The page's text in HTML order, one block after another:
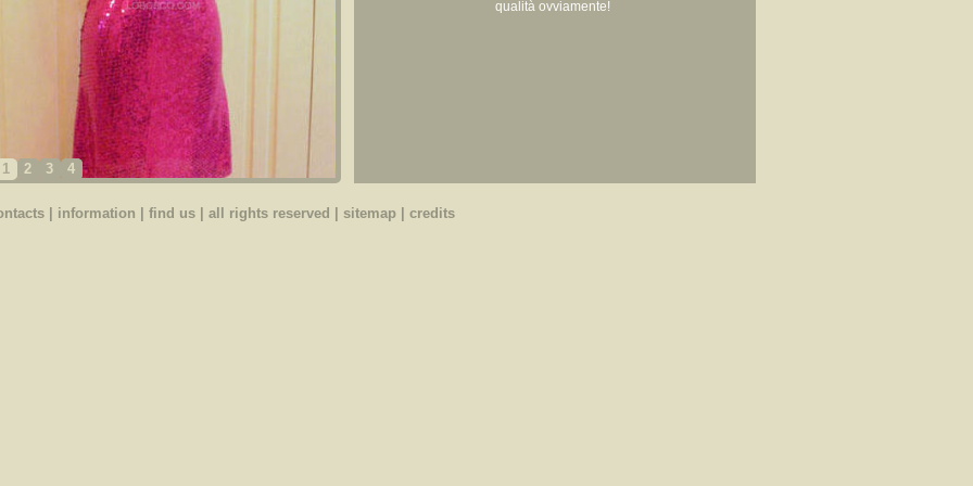
1 2 3 4
qualità ovviamente!
| information find us| all rights reserved | sitemap| credits